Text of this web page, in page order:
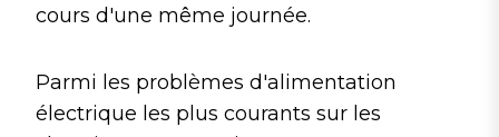
cours d'une même journée.
Parmi les problèmes d'alimentation
électrique les plus courants sur les